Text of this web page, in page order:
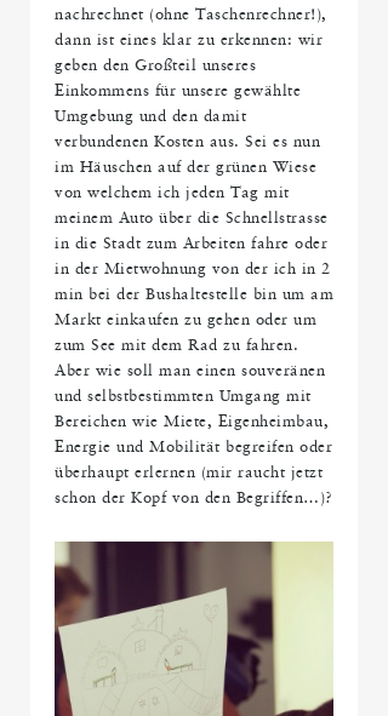
nachrechnet (ohne Taschenrechner!),
dann ist eines klar zu erkennen: wir
geben den Großteil unseres
Einkommens für unsere gewählte
Umgebung und den damit
verbundenen Kosten aus. Sei es nun
im Häuschen auf der grünen Wiese
von welchem ich jeden Tag mit
meinem Auto über die Schnellstrasse
in die Stadt zum Arbeiten fahre oder
in der Mietwohnung von der ich in 2
min bei der Bushaltestelle bin um am
Markt einkaufen zu gehen oder um
zum See mit dem Rad zu fahren.
Aber wie soll man einen souveränen
und selbstbestimmten Umgang mit
Bereichen wie Miete, Eigenheimbau,
Energie und Mobilität begreifen oder
überhaupt erlernen (mir raucht jetzt
schon der Kopf von den Begriffen…)?